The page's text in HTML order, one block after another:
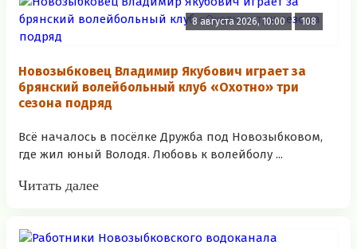
8 августа 2026, 10:00 108
Новозыбковец Владимир Якубович играет за
брянский волейбольный клуб «Охотно» три
сезона подряд
Всё началось в посёлке Дружба под Новозыбковом,
где жил юный Володя. Любовь к волейболу ...
Читать далее